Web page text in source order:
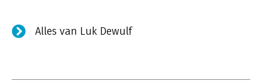
Alles van Luk Dewulf